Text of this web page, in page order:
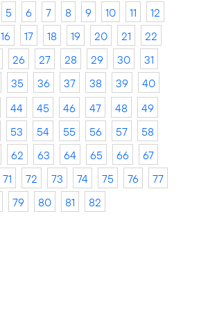
5 6 7 8 9 10 11
12
16 17 18 19 20 21
22
26 27 28 29 30
31
35 36 37 38 39
40
44 45 46 47 48
49
53 54 55 56 57
58
62 63 64 65 66
67
71 72 73 74 75 76
77
79 80 81 82